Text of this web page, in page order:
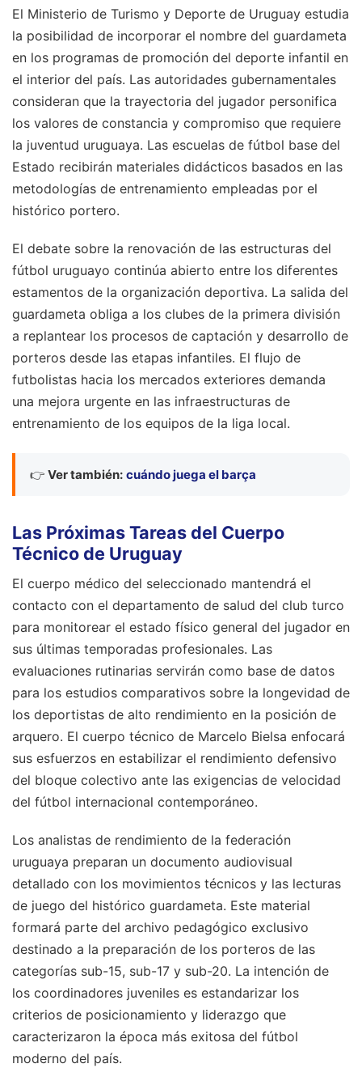
El Ministerio de Turismo y Deporte de Uruguay estudia
la posibilidad de incorporar el nombre del guardameta
en los programas de promoción del deporte infantil en
el interior del país. Las autoridades gubernamentales
consideran que la trayectoria del jugador personifica
los valores de constancia y compromiso que requiere
la juventud uruguaya. Las escuelas de fútbol base del
Estado recibirán materiales didácticos basados en las
metodologías de entrenamiento empleadas por el
histórico portero.
El debate sobre la renovación de las estructuras del
fútbol uruguayo continúa abierto entre los diferentes
estamentos de la organización deportiva. La salida del
guardameta obliga a los clubes de la primera división
a replantear los procesos de captación y desarrollo de
porteros desde las etapas infantiles. El flujo de
futbolistas hacia los mercados exteriores demanda
una mejora urgente en las infraestructuras de
entrenamiento de los equipos de la liga local.
👉 Ver también: cuándo juega el barça
Las Próximas Tareas del Cuerpo
Técnico de Uruguay
El cuerpo médico del seleccionado mantendrá el
contacto con el departamento de salud del club turco
para monitorear el estado físico general del jugador en
sus últimas temporadas profesionales. Las
evaluaciones rutinarias servirán como base de datos
para los estudios comparativos sobre la longevidad de
los deportistas de alto rendimiento en la posición de
arquero. El cuerpo técnico de Marcelo Bielsa enfocará
sus esfuerzos en estabilizar el rendimiento defensivo
del bloque colectivo ante las exigencias de velocidad
del fútbol internacional contemporáneo.
Los analistas de rendimiento de la federación
uruguaya preparan un documento audiovisual
detallado con los movimientos técnicos y las lecturas
de juego del histórico guardameta. Este material
formará parte del archivo pedagógico exclusivo
destinado a la preparación de los porteros de las
categorías sub-15, sub-17 y sub-20. La intención de
los coordinadores juveniles es estandarizar los
criterios de posicionamiento y liderazgo que
caracterizaron la época más exitosa del fútbol
moderno del país.